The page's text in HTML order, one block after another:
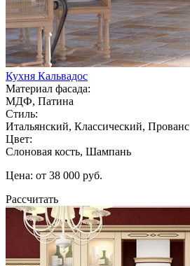
Кухня Кальвадос
Материал фасада:
МДФ, Патина
Стиль:
Итальянский, Классический, Прованс
Цвет:
Слоновая кость, Шампань
Цена: от 38 000 руб.
Рассчитать